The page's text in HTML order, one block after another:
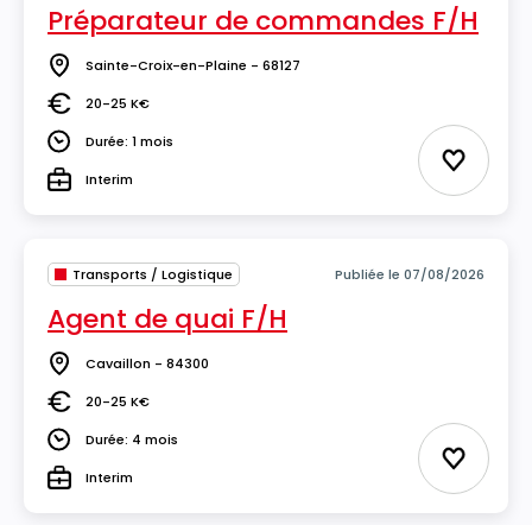
Préparateur de commandes F/H
Lieu Sainte-Croix-en-Plaine - 68127
Salaire20-25 K€
DuréeDurée: 1 mois
TypeInterim Ajouter
Transports / Logistique Publiée le 07/08/2026
Agent de quai F/H
Lieu Cavaillon - 84300
Salaire20-25 K€
DuréeDurée: 4 mois
TypeInterim Ajouter